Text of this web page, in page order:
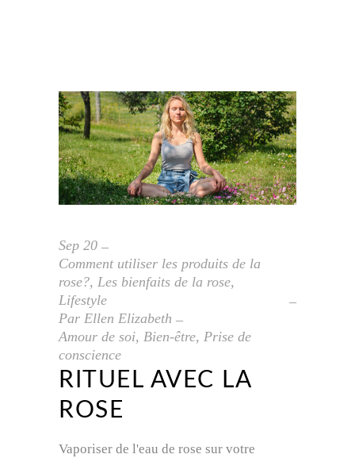
Sep 20
Comment utiliser les produits de la
rose?, Les bienfaits de la rose,
Lifestyle
Par Ellen Elizabeth
Amour de soi, Bien-être, Prise de
conscience
RITUEL AVEC LA
ROSE
Vaporiser de l'eau de rose sur votre